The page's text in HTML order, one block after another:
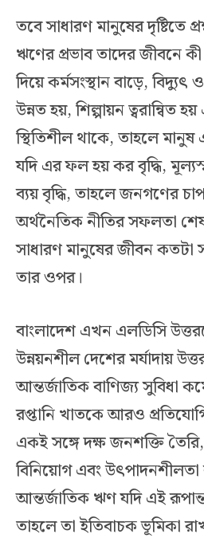
তবে সাধারণ মানুষের
ঋণের প্রভাব তাদের জীবনে
দিয়ে কর্মসংস্থান বাড়ে, বিদ্যুৎ
উন্নত হয়, শিল্পায়ন ত্বরান্বিত
স্থিতিশীল থাকে, তাহলে
যদি এর ফল হয় কর বৃদ্ধি,
ব্যয় বৃদ্ধি, তাহলে জনগণের
অর্থনৈতিক নীতির সফলতা শেষ
সাধারণ মানুষের জীবন কতটা
তার ওপর।
বাংলাদেশ এখন এলডিসি
উন্নয়নশীল দেশের মর্যাদায়
আন্তর্জাতিক বাণিজ্য সুবিধা
রপ্তানি খাতকে আরও
একই সঙ্গে দক্ষ জনশক্তি তৈরি,
বিনিয়োগ এবং
আন্তর্জাতিক ঋণ যদি এই
তাহলে তা ইতিবাচক ভূমিকা